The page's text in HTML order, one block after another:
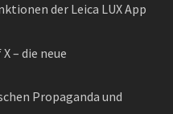
der Leica LUX App
– die neue
Propaganda und